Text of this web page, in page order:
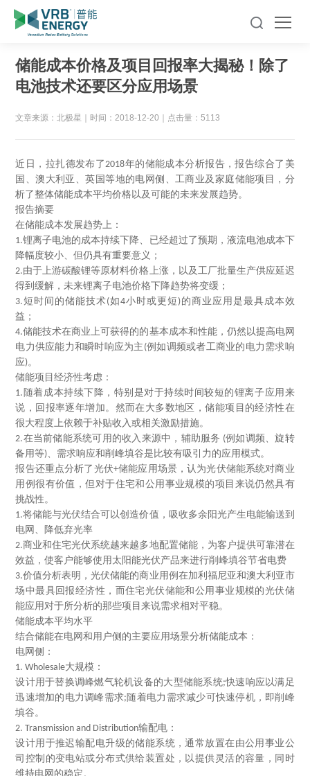
储能成本价格及项目回报率大揭秘！除了
电池技术还要区分应用场景
文章来源：北极星 时间：2018-12-20 点击量：5113
近日，拉扎德发布了2018年的储能成本分析报告，报告综合了美
国、澳大利亚、英国等地的电网侧、工商业及家庭储能项目，分
析了整体储能成本平均价格以及可能的未来发展趋势。
报告摘要
在储能成本发展趋势上：
1.锂离子电池的成本持续下降、已经超过了预期， 液流电池成本下
降幅度较小、但仍具有重要意义 ；
2.由于上游碳酸锂等原材料价格上涨，以及工厂批量生产供应延迟
得到缓解，未来锂离子电池价格下降趋势将变缓；
3. 短时间的储能技术(如4小时或更短 )的商业应用是最具成本效
益；
4.储能技术在商业上可获得的的基本成本和性能，仍然以提高电网
电力供应能力和瞬时响应为主 (例如调频或者工商业的电力需求响
应)。
储能项目经济性考虑：
1. 随着成本持续下降，特别是对于持续时间较短的锂离子应用来
说，回报率逐年增加。然而在大多数地区，储能项目的经济性在
很大程度上依赖于补贴收入或相关激励措施。
2.在当前储能系统可用的收入来源中，辅助服务 (例如调频、旋转
备用等)、需求响应和削峰填谷是比较有吸引力的应用模式。
报告还重点分析了光伏+储能应用场景，认为光伏储能系统对商业
用例很有价值，但对于住宅和公用事业规模的项目来说仍然具有
挑战性。
1.将储能与光伏结合可以创造价值，吸收多余阳光产生电能输送到
电网、降低弃光率
2.商业和住宅光伏系统越来越多地配置储能，为客户提供可靠潜在
效益，使客户能够使用太阳能光伏产品来进行削峰填谷节省电费
3.价值分析表明，光伏储能的商业用例在加利福尼亚和澳大利亚市
场中最具回报经济性，而住宅光伏储能和公用事业规模的光伏储
能应用对于所分析的那些项目来说需求相对平稳。
储能成本平均水平
结合储能在电网和用户侧的主要应用场景分析储能成本：
电网侧：
1. Wholesale大规模：
设计用于替换调峰燃气轮机设备的大型储能系统;快速响应以满足
迅速增加的电力调峰需求; 随着电力需求减少可快速停机，即削峰
填谷。
2. Transmission and Distribution输配电：
设计用于推迟输配电升级的储能系统，通常放置在由公用事业公
司控制的变电站或分布式供给装置处，以提供灵活的容量，同时
维持电网的稳定。